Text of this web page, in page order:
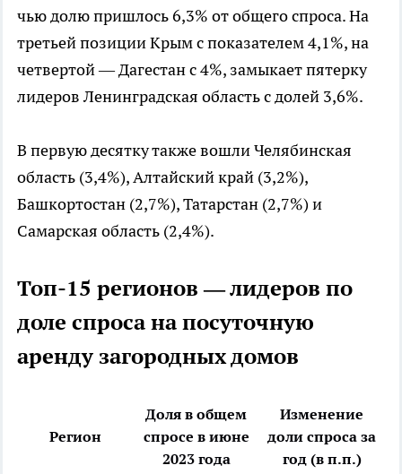
чью долю пришлось 6,3% от общего спроса. На
третьей позиции Крым с показателем 4,1%, на
четвертой — Дагестан с 4%, замыкает пятерку
лидеров Ленинградская область с долей 3,6%.
В первую десятку также вошли Челябинская
область (3,4%), Алтайский край (3,2%),
Башкортостан (2,7%), Татарстан (2,7%) и
Самарская область (2,4%).
Топ-15 регионов — лидеров по
доле спроса на посуточную
аренду загородных домов
Регион
Доля в общем
спросе в июне
2023 года
Изменение
доли спроса за
год (в п.п.)